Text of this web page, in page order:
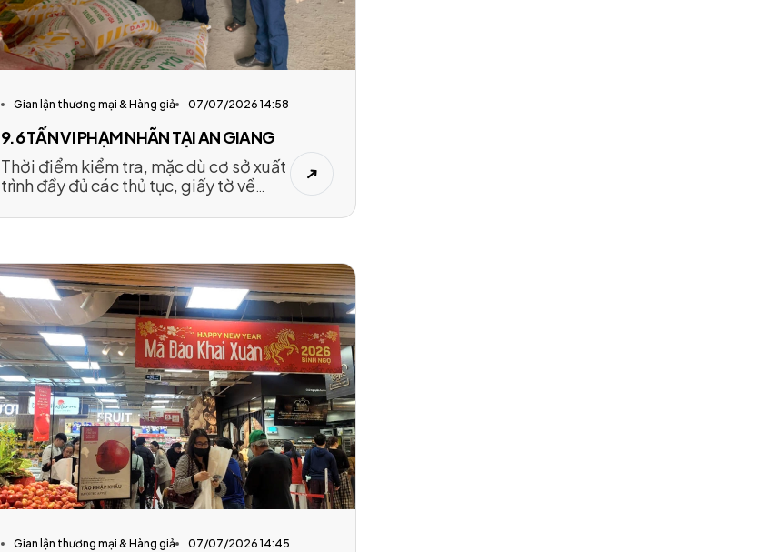
Gian lận thương mại & Hàng giả 07/07/2026 14:58
9.6 TẤN VI PHẠM NHÃN TẠI AN GIANG
Thời điểm kiểm tra, mặc dù cơ sở xuất
trình đầy đủ các thủ tục, giấy tờ về
định. Tuy nhiên, tại đây có 9,5 tấn phân
Canada 16-16-8+TE không được chủ
kinh doanh xuất trình hóa đơn, trên
nhãn không thể hiện đủ nội dung là mã
số phân bón theo quy định.
Gian lận thương mại & Hàng giả 07/07/2026 14:45